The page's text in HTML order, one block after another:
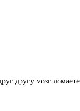
другу мозг ломаете